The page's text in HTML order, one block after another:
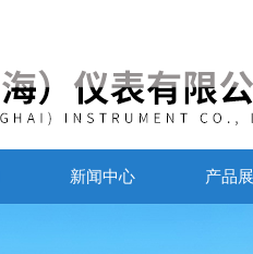
新闻中心 产品